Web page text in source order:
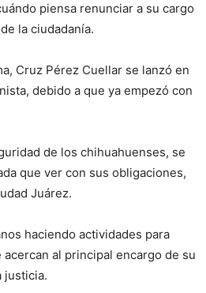
piensa renunciar a su cargo
la ciudadanía.
Cruz Pérez Cuellar se lanzó en
debido a que ya empezó con
de los chihuahuenses, se
que ver con sus obligaciones,
Juárez.
haciendo actividades para
al principal encargo de su
justicia.